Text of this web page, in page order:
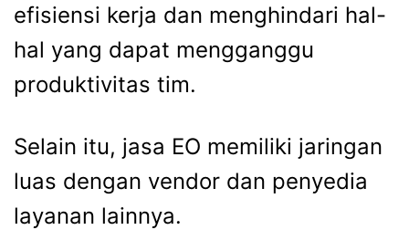
efisiensi kerja dan menghindari hal-
hal yang dapat mengganggu
produktivitas tim.
Selain itu, jasa EO memiliki jaringan
luas dengan vendor dan penyedia
layanan lainnya.